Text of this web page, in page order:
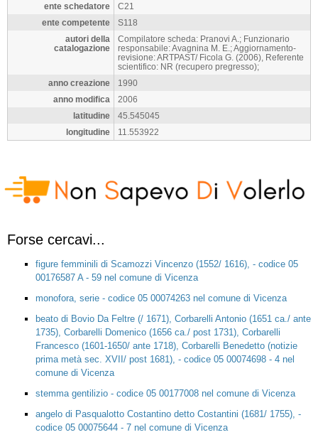
ente schedatore
C21
ente competente
S118
autori della
catalogazione
Compilatore scheda: Pranovi A.; Funzionario
responsabile: Avagnina M. E.; Aggiornamento-
revisione: ARTPAST/ Ficola G. (2006), Referente
scientifico: NR (recupero pregresso);
anno creazione
1990
anno modifica
2006
latitudine
45.545045
longitudine
11.553922
Forse cercavi...
figure femminili di Scamozzi Vincenzo (1552/ 1616), - codice 05
00176587 A - 59 nel comune di Vicenza
monofora, serie - codice 05 00074263 nel comune di Vicenza
beato di Bovio Da Feltre (/ 1671), Corbarelli Antonio (1651 ca./ ante
1735), Corbarelli Domenico (1656 ca./ post 1731), Corbarelli
Francesco (1601-1650/ ante 1718), Corbarelli Benedetto (notizie
prima metà sec. XVII/ post 1681), - codice 05 00074698 - 4 nel
comune di Vicenza
stemma gentilizio - codice 05 00177008 nel comune di Vicenza
angelo di Pasqualotto Costantino detto Costantini (1681/ 1755), -
codice 05 00075644 - 7 nel comune di Vicenza